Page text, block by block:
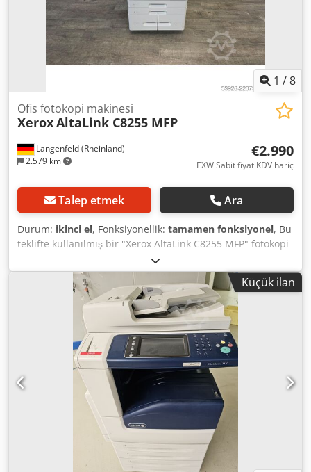
1 /8
Langenfeld (Rheinland)
2.579 km
Ofis fotokopi makinesi
XeroxAltaLink C8255 MFP
€2.990
EXW Sabit fiyat KDV hariç
Talep etmek Ara
Durum: ikinci el, Fonksiyonellik: tamamen fonksiyonel, Bu
teklifte kullanılmış bir "Xerox AltaLink C8255 MFP" fotokopi
makinesi satın alıyorsunuz. Satış konusu: Dkedpfx Aozb
Akyohisr 1 adet Xerox AltaLink C8255 MFP Sayım değerleri:
Siyah toplam yaklaşık: 1.795 baskı Renkli toplam yaklaşık:
3.634 baskı Toplam yaklaşık: 5.429 baskı Durum: Bu teklif,
kullanılmış bir cihazdır ve muhtemelen kullanım izleri
(küçük çizikler veya sararmalar) gösterebilir. Cihazın
işlevselliği test edilmiştir. Ambalaj ve sevkiyat: Cihazı
çalışma saatlerimiz içinde incelemekten memnuniyet
duyarız. Bunun için lütfen bir randevu ayarlayın! Denize
dayanıklı ambalaj ve dünya çapında sevkiyat talep üzerine
mümkündür! Daha fazla bilgi için, elbette kişisel olarak
bizimle iletişime geçebilirsiniz.
Küçük ilan